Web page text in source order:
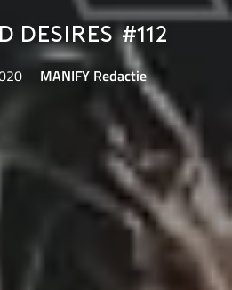
Desires #112
MANIFY Redactie